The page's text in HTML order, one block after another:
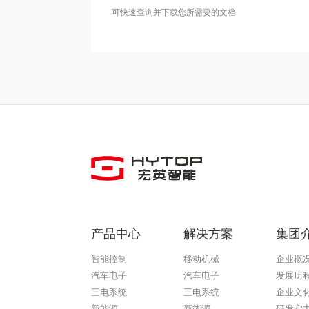
可快速查询并下载您所需要的文档
产品中心
智能控制
汽车电子
三电系统
解决方案
移动机械
汽车电子
三电系统
集团
企业概
发展历
企业文